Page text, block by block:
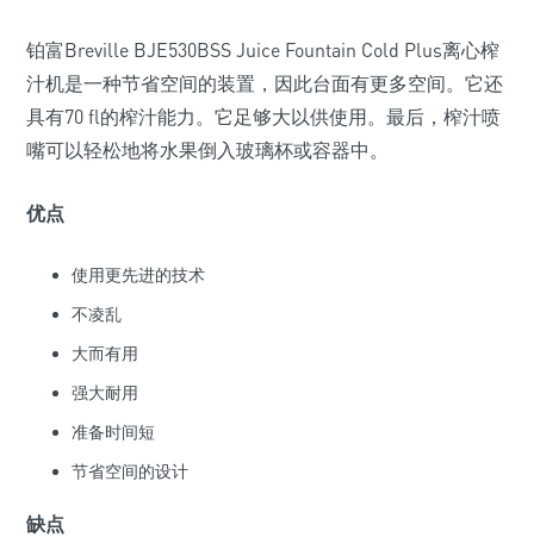
铂富Breville BJE530BSS Juice Fountain Cold Plus离心榨
汁机是一种节省空间的装置，因此台面有更多空间。它还
具有70 fl的榨汁能力。它足够大以供使用。最后，榨汁喷
嘴可以轻松地将水果倒入玻璃杯或容器中。
优点
使用更先进的技术
不凌乱
大而有用
强大耐用
准备时间短
节省空间的设计
缺点